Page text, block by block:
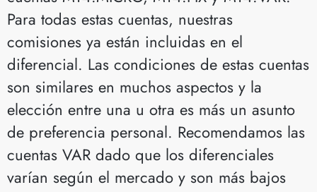
Para todas estas cuentas, nuestras
comisiones ya están incluidas en el
diferencial. Las condiciones de estas cuentas
son similares en muchos aspectos y la
elección entre una u otra es más un asunto
de preferencia personal. Recomendamos las
cuentas VAR dado que los diferenciales
varían según el mercado y son más bajos